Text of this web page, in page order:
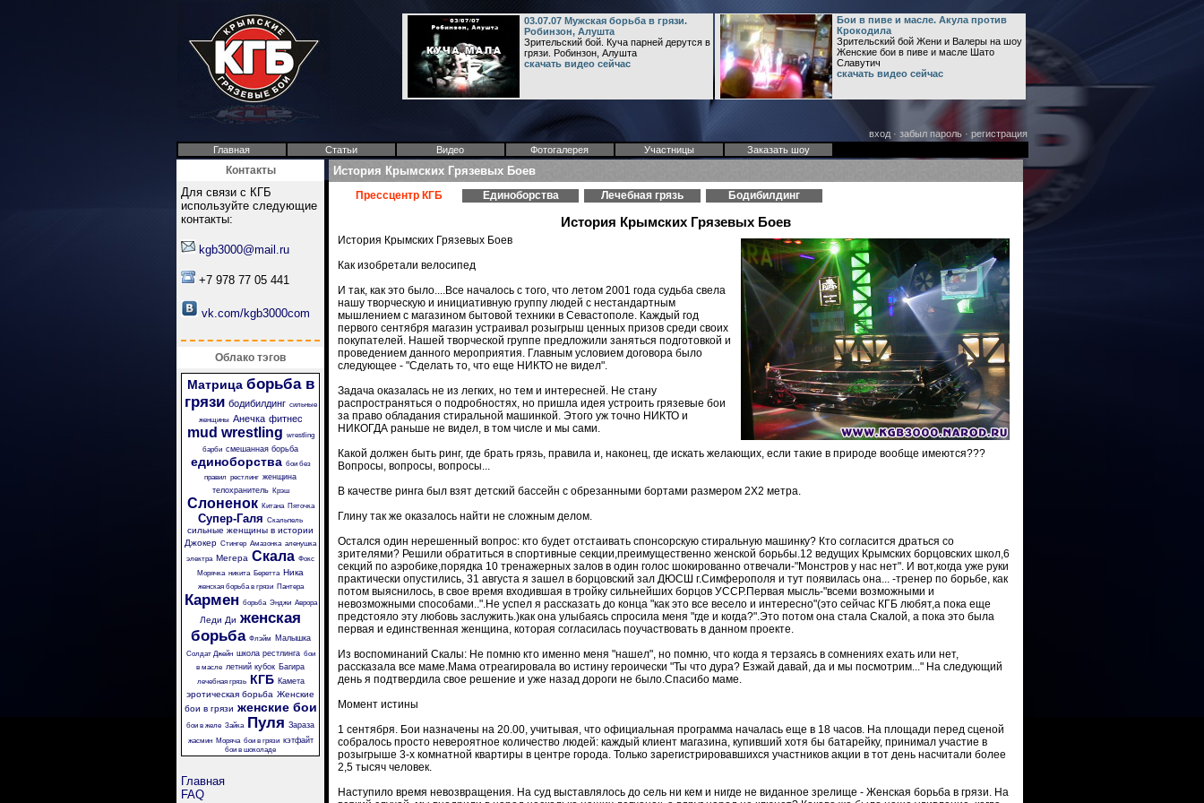
03.07.07 Мужская борьба в грязи.
Робинзон, Алушта
Зрительский бой. Куча парней дерутся в
грязи. Робинзон, Алушта
скачать видео сейчас
Бои в пиве и масле. Акула против
Крокодила
Зрительский бой Жени и Валеры на шоу
Женские бои в пиве и масле Шато
Славутич
скачать видео сейчас
вход· забыл пароль· регистрация
Главная
Статьи Видео Фотогалерея Участницы Заказать шоу
Контакты
Для связи с КГБ
используйте следующие
контакты:
kgb3000@mail.ru
+7 978 77 05 441
vk.com/kgb3000com
Облако тэгов
Матрица борьба в
грязи бодибилдинг сильные
женщины Анечка фитнес
mud wrestling wrestling
барби смешанная борьба
единоборства бои без
правил рестлинг женщина
телохранитель
Крэш
Слоненок Китана Пяточка
Супер-Галя Скальпель
сильные женщины в истории
Джокер Стингер Амазонка аленушка
электра Мегера Скала Фокс
Морячка никита Беретта Ника
женская борьба в грязи Пантера
Кармен борьба Энджи Аврора
Леди Ди женская
борьба Флэйм Малышка
Солдат Джейн школа рестлинга бои
в масле летний кубок Багира
лечебная грязь КГБ Камета
эротическая борьба Женские
бои в грязи женские бои
бои в желе Зайка Пуля Зараза
жасмин Моряча бои в грязи кэтфайт
бои в шоколаде
Главная
FAQ
История Крымских Грязевых Боев
Прессцентр КГБ Единоборства Лечебная грязь Бодибилдинг
История Крымских Грязевых Боев
История Крымских Грязевых Боев
Как изобретали велосипед
И так, как это было....Все началось с того, что летом 2001 года судьба свела
нашу творческую и инициативную группу людей с нестандартным
мышлением с магазином бытовой техники в Севастополе. Каждый год
первого сентября магазин устраивал розыгрыш ценных призов среди своих
покупателей. Нашей творческой группе предложили заняться подготовкой и
проведением данного мероприятия. Главным условием договора было
следующее - "Сделать то, что еще НИКТО не видел".
Задача оказалась не из легких, но тем и интересней. Не стану
распространяться о подробностях, но пришла идея устроить грязевые бои
за право обладания стиральной машинкой. Этого уж точно НИКТО и
НИКОГДА раньше не видел, в том числе и мы сами.
Какой должен быть ринг, где брать грязь, правила и, наконец, где искать желающих, если такие в природе вообще имеются???
Вопросы, вопросы, вопросы...
В качестве ринга был взят детский бассейн с обрезанными бортами размером 2Х2 метра.
Глину так же оказалось найти не сложным делом.
Остался один нерешенный вопрос: кто будет отстаивать спонсорскую стиральную машинку? Кто согласится драться со
зрителями? Решили обратиться в спортивные секции,преимущественно женской борьбы.12 ведущих Крымских борцовских школ,6
секций по аэробике,порядка 10 тренажерных залов в один голос шокированно отвечали-"Монстров у нас нет". И вот,когда уже руки
практически опустились, 31 августа я зашел в борцовский зал ДЮСШ г.Симферополя и тут появилась она... -тренер по борьбе, как
потом выяснилось, в свое время входившая в тройку сильнейших борцов УССР.Первая мысль-"всеми возможными и
невозможными способами..".Не успел я рассказать до конца "как это все весело и интересно"(это сейчас КГБ любят,а пока еще
предстояло эту любовь заслужить.)как она улыбаясь спросила меня "где и когда?".Это потом она стала Скалой, а пока это была
первая и единственная женщина, которая согласилась поучаствовать в данном проекте.
Из воспоминаний Скалы: Не помню кто именно меня "нашел", но помню, что когда я терзаясь в сомнениях ехать или нет,
рассказала все маме.Мама отреагировала во истину героически "Ты что дура? Езжай давай, да и мы посмотрим..." На следующий
день я подтвердила свое решение и уже назад дороги не было.Спасибо маме.
Момент истины
1 сентября. Бои назначены на 20.00, учитывая, что официальная программа началась еще в 18 часов. На площади перед сценой
собралось просто невероятное количество людей: каждый клиент магазина, купивший хотя бы батарейку, принимал участие в
розыгрыше 3-х комнатной квартиры в центре города. Только зарегистрировавшихся участников акции в тот день насчитали более
2,5 тысяч человек.
Наступило время невозвращения. На суд выставлялось до сель ни кем и нигде не виданное зрелище - Женская борьба в грязи. На